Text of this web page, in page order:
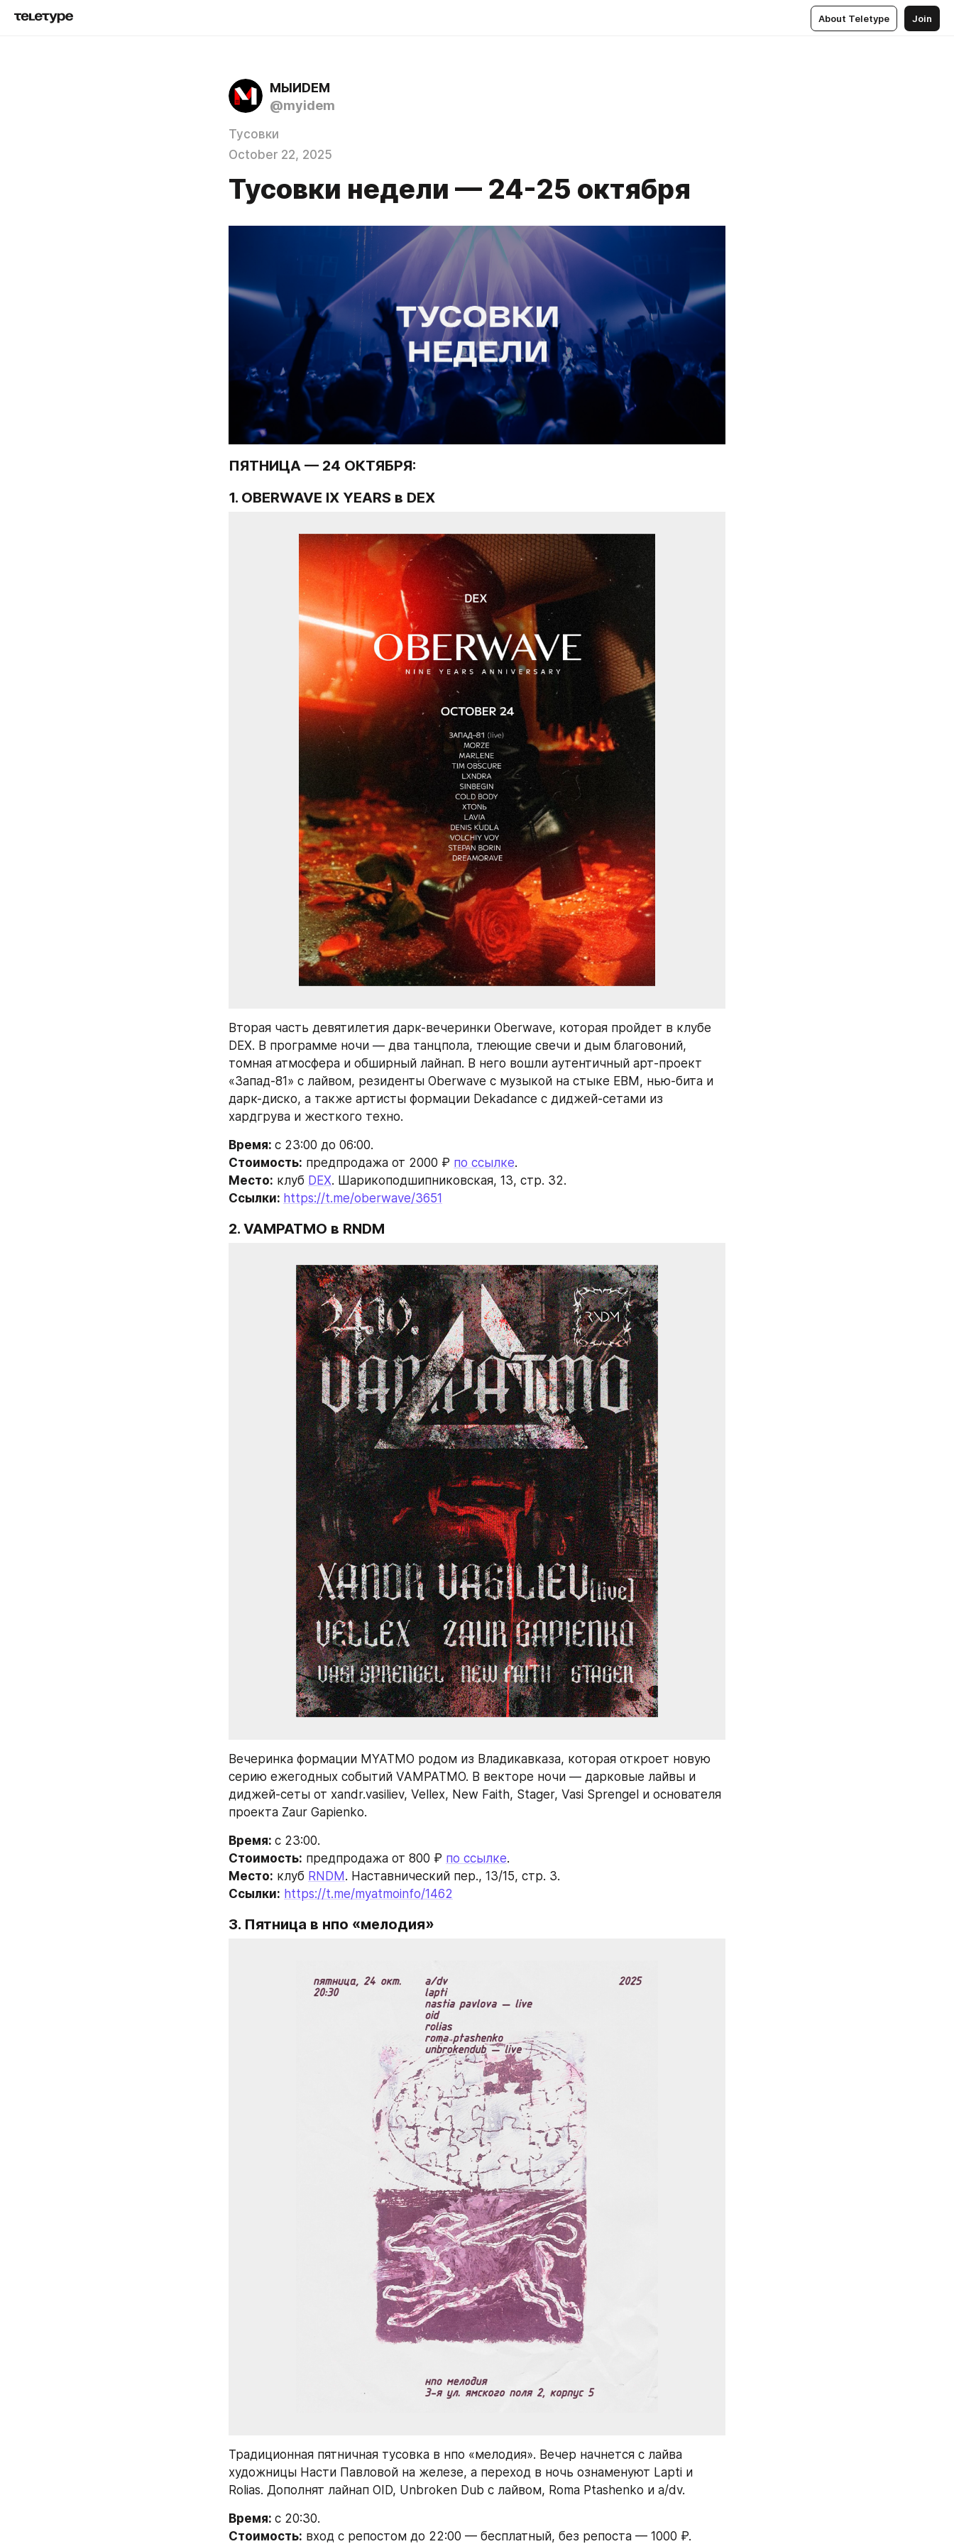
About Teletype Join
МЫИDЕМ
@myidem
Тусовки
October 22, 2025
Тусовки недели — 24-25 октября
ПЯТНИЦА — 24 ОКТЯБРЯ:
1. OBERWAVE IX YEARS в DEX
Вторая часть девятилетия дарк-вечеринки Oberwave, которая пройдет в клубе
DEX. В программе ночи — два танцпола, тлеющие свечи и дым благовоний,
томная атмосфера и обширный лайнап. В него вошли аутентичный арт-проект
«Запад-81» с лайвом, резиденты Oberwave с музыкой на стыке EBM, нью-бита и
дарк-диско, а также артисты формации Dekadance с диджей-сетами из
хардгрува и жесткого техно.
Время: с 23:00 до 06:00.
Стоимость: предпродажа от 2000 ₽ по ссылке.
Место: клуб DEX. Шарикоподшипниковская, 13, стр. 32.
Ссылки: https://t.me/oberwave/3651
2. VAMPATMO в RNDM
Вечеринка формации MYATMO родом из Владикавказа, которая откроет новую
серию ежегодных событий VAMPATMO. В векторе ночи — дарковые лайвы и
диджей-сеты от xandr.vasiliev, Vellex, New Faith, Stager, Vasi Sprengel и основателя
проекта Zaur Gapienko.
Время: с 23:00.
Стоимость: предпродажа от 800 ₽ по ссылке.
Место: клуб RNDM. Наставнический пер., 13/15, стр. 3.
Ссылки: https://t.me/myatmoinfo/1462
3. Пятница в нпо «мелодия»
Традиционная пятничная тусовка в нпо «мелодия». Вечер начнется с лайва
художницы Насти Павловой на железе, а переход в ночь ознаменуют Lapti и
Rolias. Дополнят лайнап OID, Unbroken Dub с лайвом, Roma Ptashenko и a/dv.
Время: с 20:30.
Стоимость: вход с репостом до 22:00 — бесплатный, без репоста — 1000 ₽.